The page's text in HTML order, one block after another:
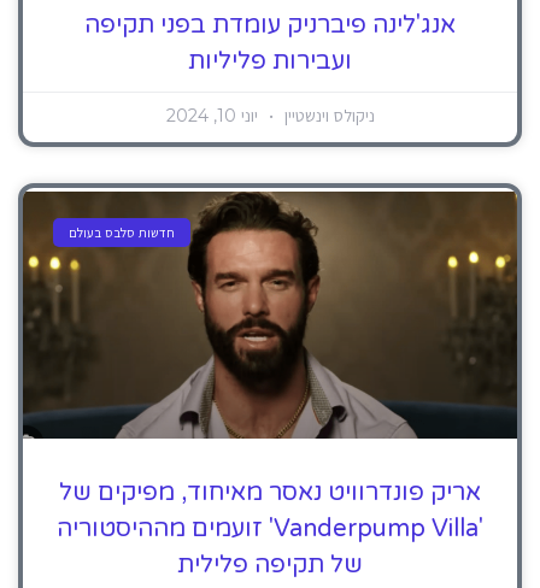
אנג'לינה פיברניק עומדת בפני תקיפה
ועבירות פליליות
ניקולס וינשטיין יוני 10, 2024
חדשות סלבס בעולם
אריק פונדרוויט נאסר מאיחוד, מפיקים של
'Vanderpump Villa' זועמים מההיסטוריה
של תקיפה פלילית